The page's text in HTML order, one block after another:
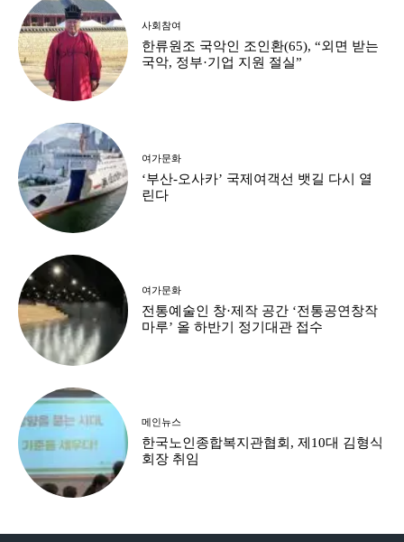
사회참여
한류원조 국악인 조인환(65), “외면 받는
국악, 정부·기업 지원 절실”
여가문화
‘부산-오사카’ 국제여객선 뱃길 다시 열
린다
여가문화
전통예술인 창·제작 공간 ‘전통공연창작
마루’ 올 하반기 정기대관 접수
메인뉴스
한국노인종합복지관협회, 제10대 김형식
회장 취임